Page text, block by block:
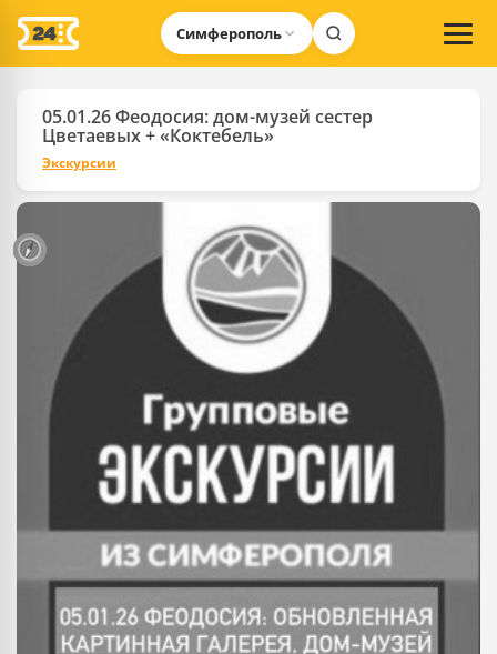
Симферополь
05.01.26 Феодосия: дом-музей сестер
Цветаевых + «Коктебель»
Экскурсии